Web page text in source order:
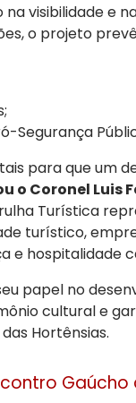
visibilidade e
o projeto
Segurança
para que um
o Coronel Luis
Turística
turístico,
e hospitalidade
papel no
cultural e
Hortênsias.